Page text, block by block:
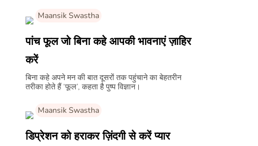
Maansik Swastha
पांच फूल जो बिना कहे आपकी भावनाएं ज़ाहिर
करें
बिना कहे अपने मन की बात दूसरों तक पहुंचाने का बेहतरीन
तरीका होते हैं ‘फूल’, कहता है पुष्प विज्ञान।
Maansik Swastha
डिप्रेशन को हराकर ज़िंदगी से करें प्यार